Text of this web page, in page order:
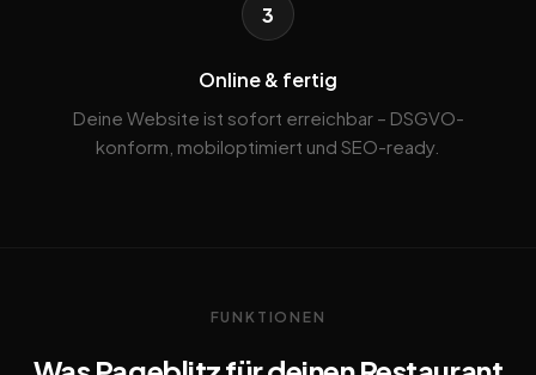
3
Online & fertig
Deine Website ist sofort erreichbar – DSGVO-
konform, mobiloptimiert und SEO-ready.
FUNKTIONEN